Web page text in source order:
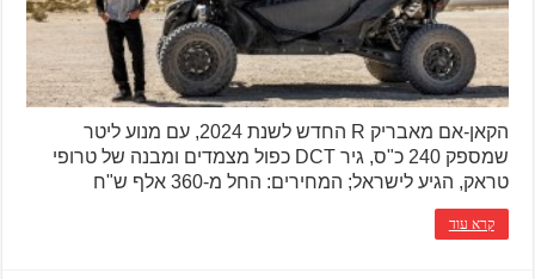
הקאן-אם מאבריק R החדש לשנת 2024, עם מנוע ליטר
שמספק 240 כ"ס, גיר DCT כפול מצמדים ומבנה של טרופי
טראק, הגיע לישראל; המחירים: החל מ-360 אלף ש"ח
קרא עוד